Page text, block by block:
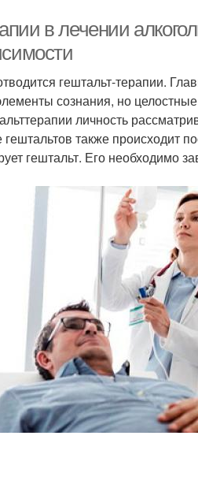
в лечении
гештальт-терапии.
сознания, но
личность
также происходит
гештальт. Его необходимо